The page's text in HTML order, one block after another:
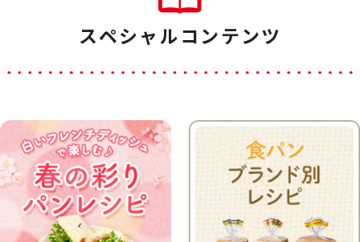
スペシャルコンテンツ